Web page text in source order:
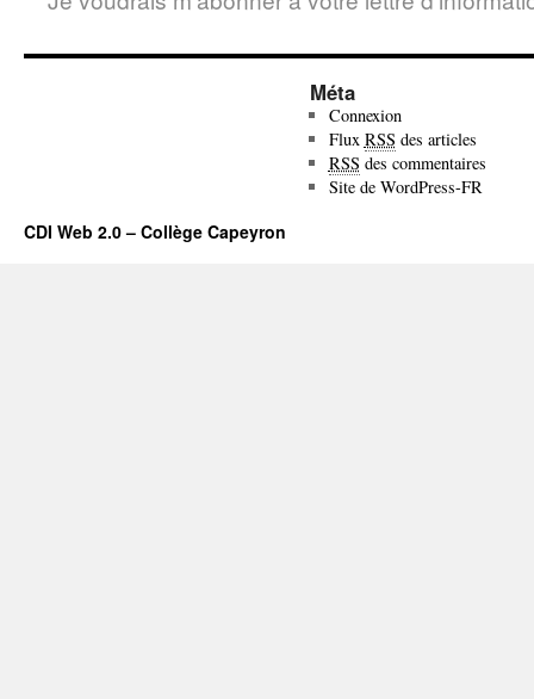
Méta
Connexion
Flux RSS des articles
RSS des commentaires
Site de WordPress-FR
CDI Web 2.0 – Collège Capeyron